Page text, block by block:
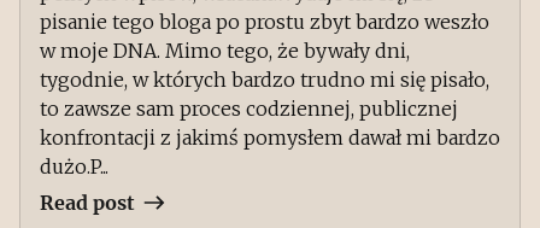
pisanie tego bloga po prostu zbyt bardzo weszło
w moje DNA. Mimo tego, że bywały dni,
tygodnie, w których bardzo trudno mi się pisało,
to zawsze sam proces codziennej, publicznej
konfrontacji z jakimś pomysłem dawał mi bardzo
dużo.P...
Read post